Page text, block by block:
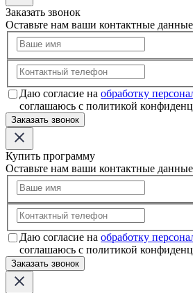
Заказать звонок
Оставьте нам ваши контактные
Даю согласие на обработку
соглашаюсь с политикой
Заказать звонок
Купить программу
Оставьте нам ваши контактные
Даю согласие на обработку
соглашаюсь с политикой
Заказать звонок